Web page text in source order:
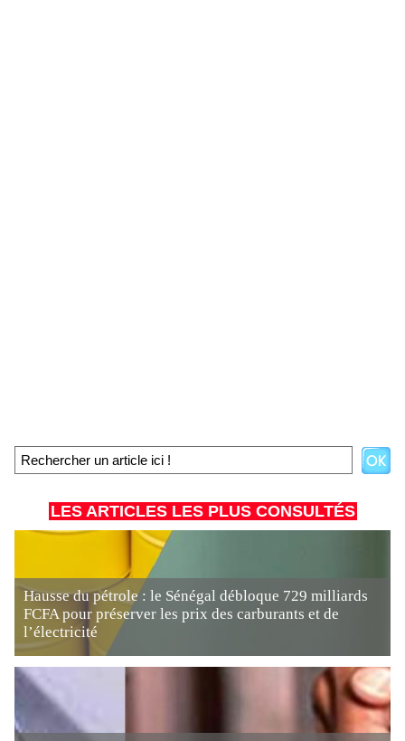
LES ARTICLES LES PLUS CONSULTÉS
Hausse du pétrole : le Sénégal débloque 729 milliards
FCFA pour préserver les prix des carburants et de
l’électricité